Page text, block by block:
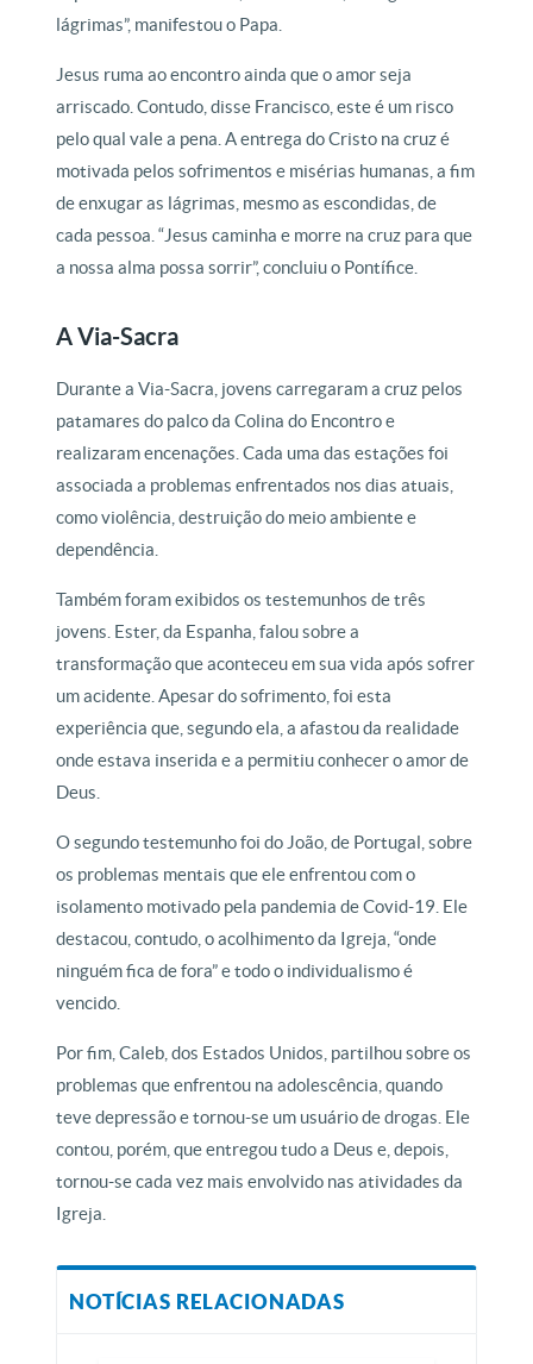
lágrimas”, manifestou o Papa.
Jesus ruma ao encontro ainda que o amor seja
arriscado. Contudo, disse Francisco, este é um risco
pelo qual vale a pena. A entrega do Cristo na cruz é
motivada pelos sofrimentos e misérias humanas, a fim
de enxugar as lágrimas, mesmo as escondidas, de
cada pessoa. “Jesus caminha e morre na cruz para que
a nossa alma possa sorrir”, concluiu o Pontífice.
A Via-Sacra
Durante a Via-Sacra, jovens carregaram a cruz pelos
patamares do palco da Colina do Encontro e
realizaram encenações. Cada uma das estações foi
associada a problemas enfrentados nos dias atuais,
como violência, destruição do meio ambiente e
dependência.
Também foram exibidos os testemunhos de três
jovens. Ester, da Espanha, falou sobre a
transformação que aconteceu em sua vida após sofrer
um acidente. Apesar do sofrimento, foi esta
experiência que, segundo ela, a afastou da realidade
onde estava inserida e a permitiu conhecer o amor de
Deus.
O segundo testemunho foi do João, de Portugal, sobre
os problemas mentais que ele enfrentou com o
isolamento motivado pela pandemia de Covid-19. Ele
destacou, contudo, o acolhimento da Igreja, “onde
ninguém fica de fora” e todo o individualismo é
vencido.
Por fim, Caleb, dos Estados Unidos, partilhou sobre os
problemas que enfrentou na adolescência, quando
teve depressão e tornou-se um usuário de drogas. Ele
contou, porém, que entregou tudo a Deus e, depois,
tornou-se cada vez mais envolvido nas atividades da
Igreja.
NOTÍCIAS RELACIONADAS